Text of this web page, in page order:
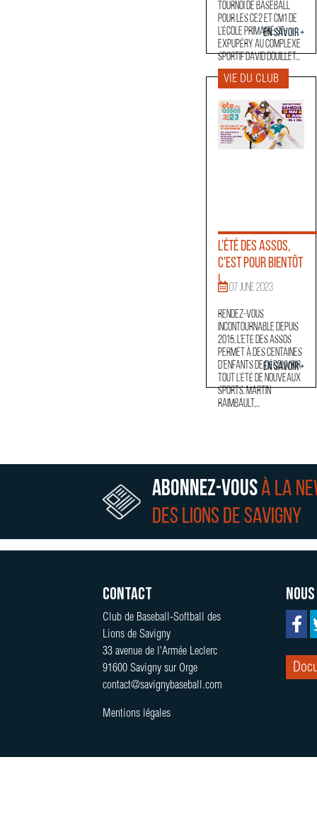
tournoi de baseball
pour les CE2 et CM1 de
l’école primaire St-
Expupéry au complexe
sportif David Douillet...
En savoir +
VIE DU CLUB
L’Été des Assos,
c'est pour bientôt
!
07 June 2023
Rendez-vous
incontournable depuis
2015, l’Eté des Assos
permet à des centaines
d’enfants de découvrir
tout l’été de nouveaux
sports. Martin
Raimbault,...
En savoir +
Abonnez-vousà la
des lions de Savigny
Contact
Club de Baseball-Softball des
Lions de Savigny
33 avenue de l'Armée Leclerc
91600 Savigny sur Orge
contact@savignybaseball.com
Mentions légales